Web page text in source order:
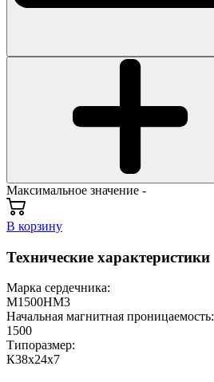
Максимальное значение -
В корзину
Технические характеристики
Марка сердечника:
М1500НМ3
Начальная магнитная проницаемость:
1500
Типоразмер:
К38х24х7